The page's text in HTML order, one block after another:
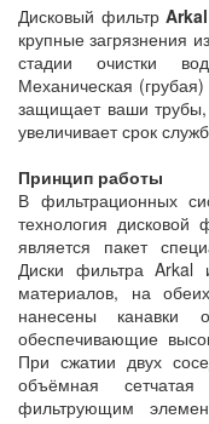
Дисковый фильтрArkal
крупные загрязнения
стадии очистки
Механическая
защищает ваши трубы,
увеличивает срок
Принцип работы
В фильтрационных
технология
является пакет
Диски фильтра Arkal
материалов, на
нанесены канавки
обеспечивающие
При сжатии двух
объёмная
фильтрующим